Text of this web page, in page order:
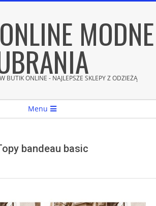
MODNE
BUTIK ONLINE - NAJLEPSZE SKLEPY Z ODZIEŻĄ
Menu
bandeau basic